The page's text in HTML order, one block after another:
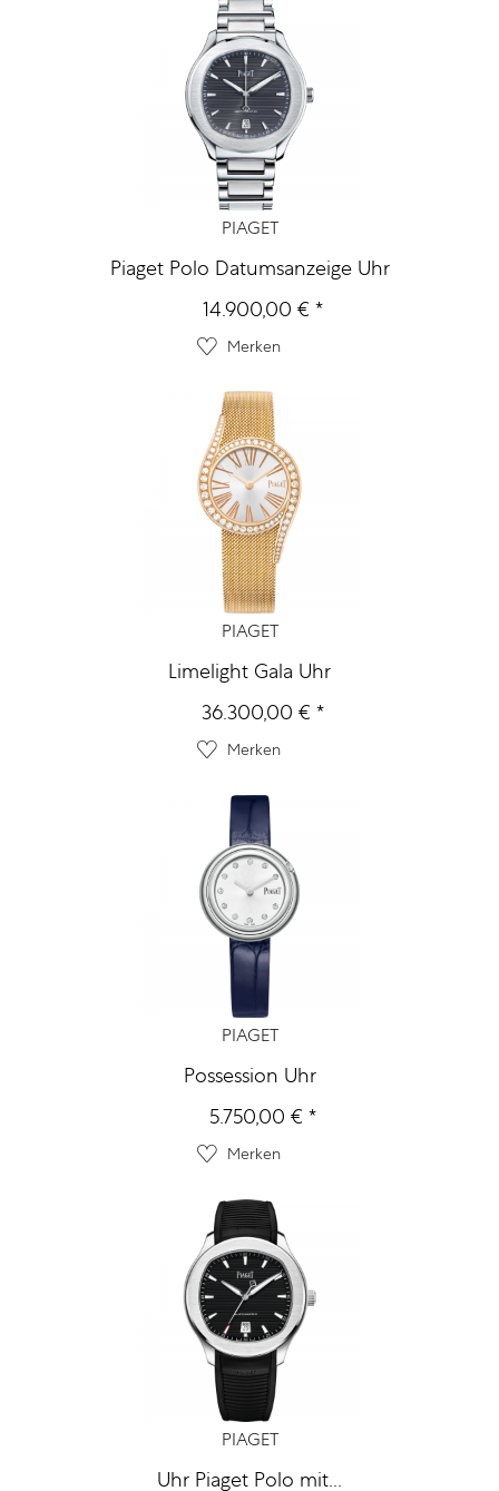
PIAGET
Piaget Polo Datumsanzeige Uhr
14.900,00 € *
Merken
PIAGET
Limelight Gala Uhr
36.300,00 € *
Merken
PIAGET
Possession Uhr
5.750,00 € *
Merken
PIAGET
Uhr Piaget Polo mit...